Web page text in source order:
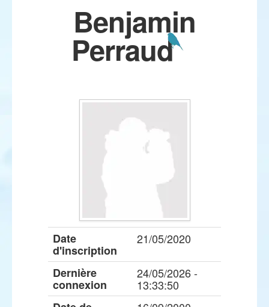
Benjamin
Perraud
Date
d'inscription
21/05/2020
Dernière
connexion
24/05/2026 -
13:33:50